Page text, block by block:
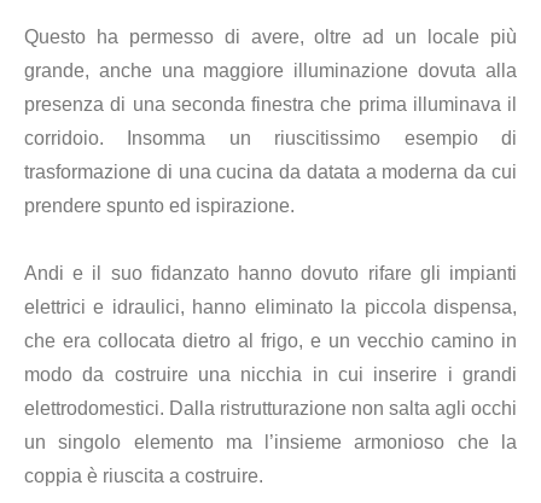
Questo ha permesso di avere, oltre ad un locale più
grande, anche una maggiore illuminazione dovuta alla
presenza di una seconda finestra che prima illuminava il
corridoio. Insomma un riuscitissimo esempio di
trasformazione di una cucina da datata a moderna da cui
prendere spunto ed ispirazione.
Andi e il suo fidanzato hanno dovuto rifare gli impianti
elettrici e idraulici, hanno eliminato la piccola dispensa,
che era collocata dietro al frigo, e un vecchio camino in
modo da costruire una nicchia in cui inserire i grandi
elettrodomestici. Dalla ristrutturazione non salta agli occhi
un singolo elemento ma l’insieme armonioso che la
coppia è riuscita a costruire.